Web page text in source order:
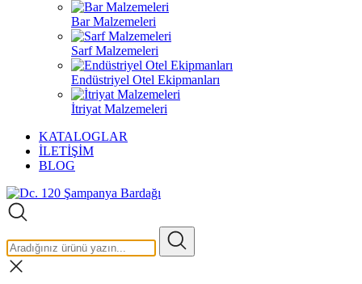
Bar Malzemeleri
Sarf Malzemeleri
Endüstriyel Otel Ekipmanları
İtriyat Malzemeleri
KATALOGLAR
İLETİŞİM
BLOG